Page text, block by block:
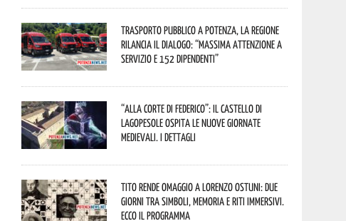
Trasporto pubblico a Potenza, la Regione
rilancia il dialogo: “Massima attenzione a
servizio e 152 dipendenti”
“Alla corte di Federico”: il Castello di
Lagopesole ospita le nuove Giornate
Medievali. I dettagli
Tito rende omaggio a Lorenzo Ostuni: due
giorni tra simboli, memoria e riti immersivi.
Ecco il programma